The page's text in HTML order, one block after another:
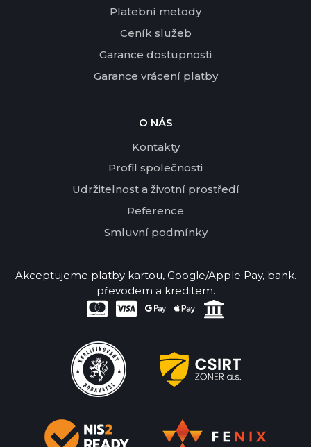
Platební metody
Ceník služeb
Garance dostupnosti
Garance vrácení platby
O NÁS
Kontakty
Profil společnosti
Udržitelnost a životní prostředí
Reference
Smluvní podmínky
Akceptujeme platby kartou, Google/Apple Pay, bank.
převodem a kreditem.